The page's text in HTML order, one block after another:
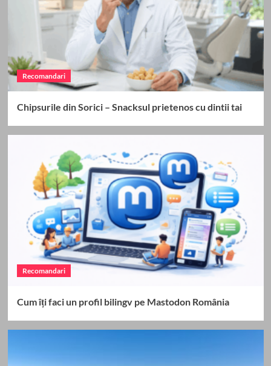
Recomandari
Chipsurile din Sorici – Snacksul prietenos cu dintii tai
Recomandari
Cum îți faci un profil bilingv pe Mastodon România